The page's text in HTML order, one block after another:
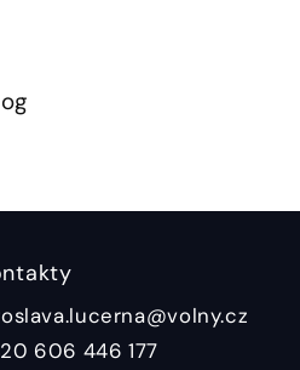
606 446 177